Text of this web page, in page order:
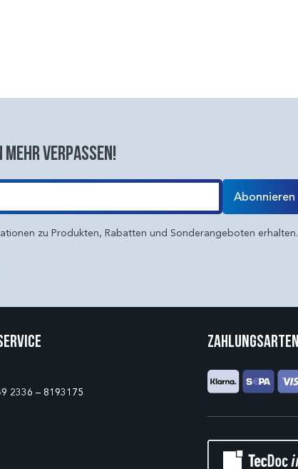
mehr verpassen!
Abonnieren
zu Produkten, Rabatten und Sonderangeboten erhalten.
2336 – 8193175
Zahlungsarten